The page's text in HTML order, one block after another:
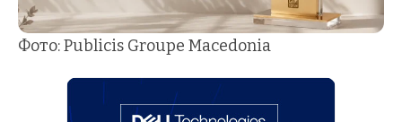
Фото: Publicis Groupe Macedonia